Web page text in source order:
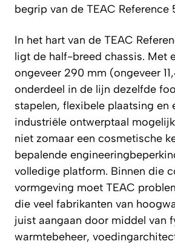
begrip van de TEAC Reference
In het hart van de TEAC
ligt de half-breed chassis. Met
ongeveer 290 mm (ongeveer
onderdeel in de lijn dezelfde
stapelen, flexibele plaatsing en
industriële ontwerptaal
niet zomaar een cosmetische
bepalende
volledige platform. Binnen die
vormgeving moet TEAC
die veel fabrikanten van
juist aangaan door middel van
warmtebeheer,